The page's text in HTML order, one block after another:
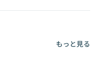
もっと見る